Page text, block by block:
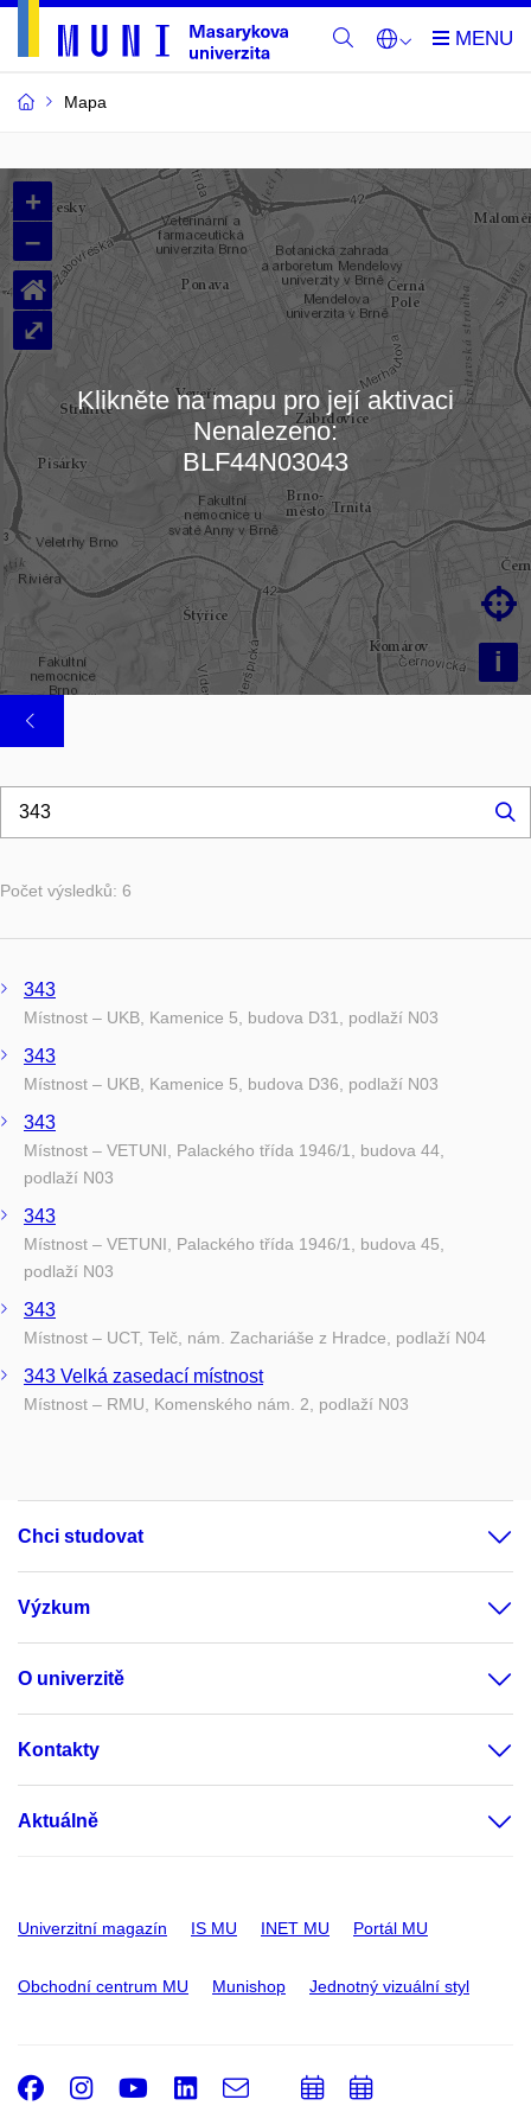
Mapa
Budovy
a
místnosti
MU
Načítám mapu…
+
–
i

⌂
⤢
Klikněte na mapu pro její aktivaci
Nenalezeno:
BLF44N03043
Počet výsledků: 6
343
Místnost – UKB, Kamenice 5, budova D31, podlaží N03
343
Místnost – UKB, Kamenice 5, budova D36, podlaží N03
343
Místnost – VETUNI, Palackého třída 1946/1, budova 44,
podlaží N03
343
Místnost – VETUNI, Palackého třída 1946/1, budova 45,
podlaží N03
343
Místnost – UCT, Telč, nám. Zachariáše z Hradce, podlaží N04
343 Velká zasedací místnost
Místnost – RMU, Komenského nám. 2, podlaží N03
Chci studovat
Výzkum
O univerzitě
Kontakty
Aktuálně
Univerzitní magazín IS MU INET MU Portál MU
Obchodní centrum MU Munishop Jednotný vizuální styl
Facebook
Instagram
Youtube
LinkedIn
e-
PřidatPřidat